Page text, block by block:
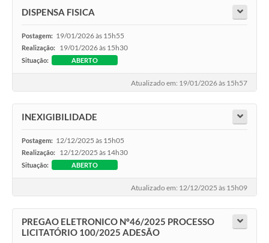
DISPENSA FISICA
Postagem: 19/01/2026 às 15h55
Realização: 19/01/2026 às 15h30
Situação: ABERTO
Atualizado em: 19/01/2026 às 15h57
INEXIGIBILIDADE
Postagem: 12/12/2025 às 15h05
Realização: 12/12/2025 às 14h30
Situação: ABERTO
Atualizado em: 12/12/2025 às 15h09
PREGAO ELETRONICO Nº46/2025 PROCESSO
LICITATÓRIO 100/2025 ADESÃO